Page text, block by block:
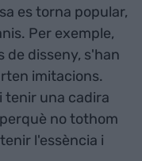
es torna popular,
Per exemple,
de disseny, s'han
imitacions.
tenir una cadira
no tothom
l'essència i